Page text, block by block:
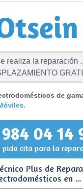
realiza la reparación
de
984 04 14
pida cita para la
Plus de
en ...